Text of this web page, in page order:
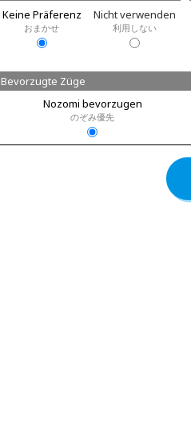
Keine Präferenz
おまかせ
Nicht verwenden
利用しない
Bevorzugte Züge
Nozomi bevorzugen
のぞみ優先